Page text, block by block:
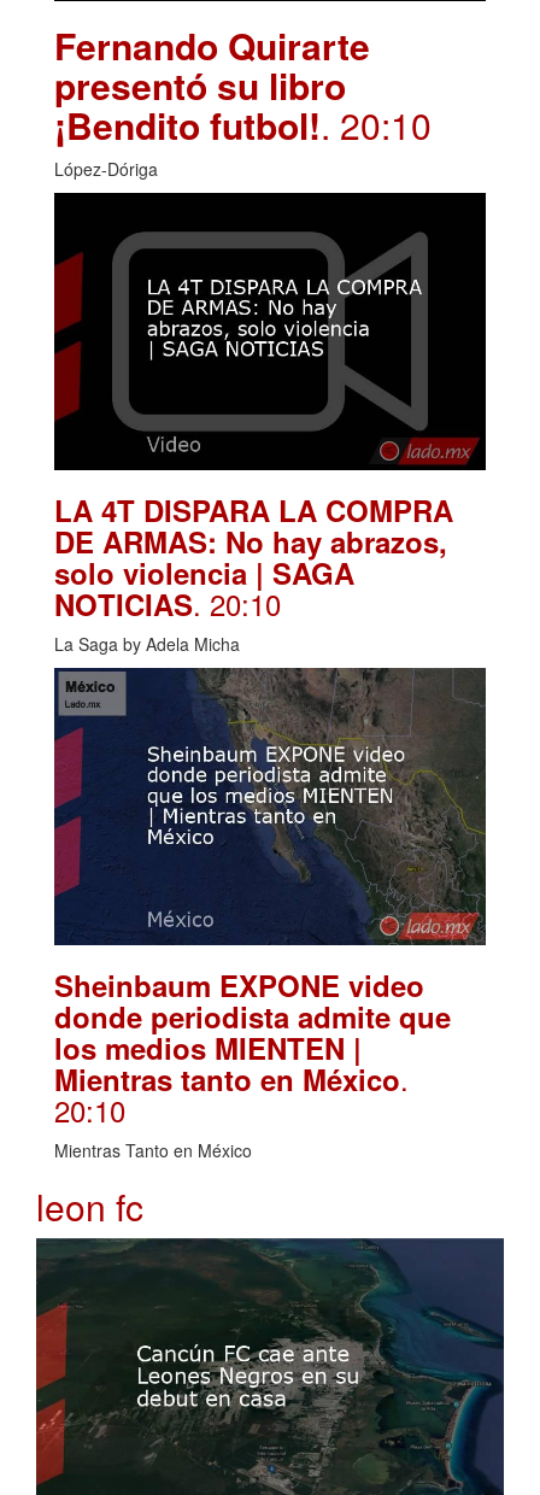
Fernando Quirarte
presentó su libro
¡Bendito futbol!. 20:10
López-Dóriga
LA 4T DISPARA LA COMPRA
DE ARMAS: No hay abrazos,
solo violencia | SAGA
NOTICIAS. 20:10
La Saga by Adela Micha
Sheinbaum EXPONE video
donde periodista admite que
los medios MIENTEN |
Mientras tanto en México.
20:10
Mientras Tanto en México
leon fc